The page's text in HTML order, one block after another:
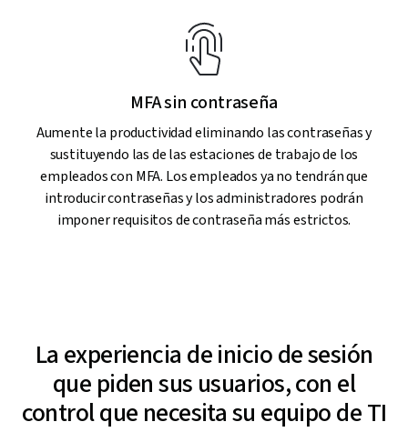
MFA sin contraseña
Aumente la productividad eliminando las contraseñas y
sustituyendo las de las estaciones de trabajo de los
empleados con MFA. Los empleados ya no tendrán que
introducir contraseñas y los administradores podrán
imponer requisitos de contraseña más estrictos.
La experiencia de inicio de sesión
que piden sus usuarios, con el
control que necesita su equipo de TI